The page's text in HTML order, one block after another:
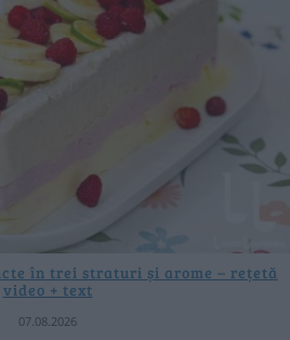
în trei straturi și arome – rețetă
video + text
07.08.2026